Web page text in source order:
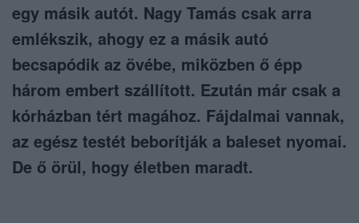
egy másik autót. Nagy Tamás csak arra
emlékszik, ahogy ez a másik autó
becsapódik az övébe, miközben ő épp
három embert szállított. Ezután már csak a
kórházban tért magához. Fájdalmai vannak,
az egész testét beborítják a baleset nyomai.
De ő örül, hogy életben maradt.